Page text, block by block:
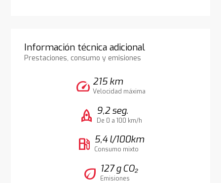
Información técnica adicional
Prestaciones, consumo y emisiones
speed 215 km
Velocidad máxima
rocket 9,2 seg.
De 0 a 100 km/h
local_gas_station 5,4 l/100km
Consumo mixto
eco 127 g CO₂
Emisiones